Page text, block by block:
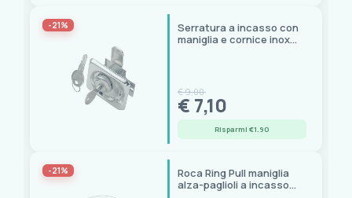
-21%
Serratura a incasso con
maniglia e cornice inox
€ 9,00
€ 7,10
Risparmi €1.90
-21%
Roca Ring Pull maniglia
alza-paglioli a incasso